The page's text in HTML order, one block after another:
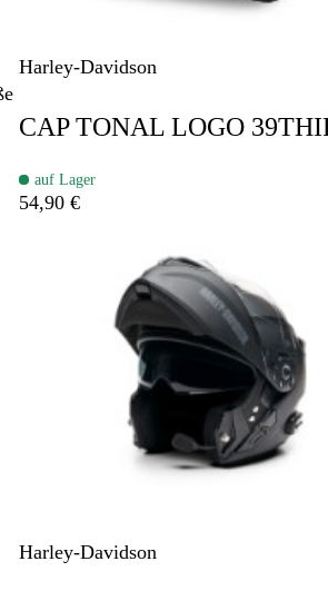
Harley-Davidson
CAP TONAL LOGO
auf Lager
54,90 €
Harley-Davidson